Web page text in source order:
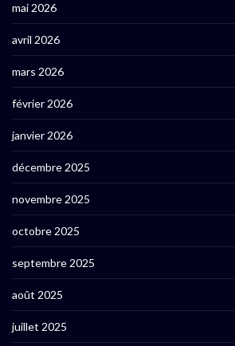
mai 2026
avril 2026
mars 2026
février 2026
janvier 2026
décembre 2025
novembre 2025
octobre 2025
septembre 2025
août 2025
juillet 2025